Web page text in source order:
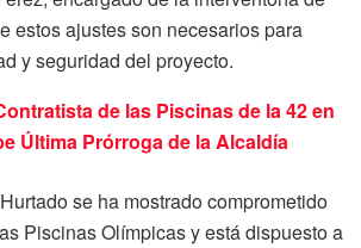
estos ajustes son necesarios para
y seguridad del proyecto.
de las Piscinas de la 42 en
Última Prórroga de la Alcaldía
se ha mostrado comprometido
Piscinas Olímpicas y está dispuesto a